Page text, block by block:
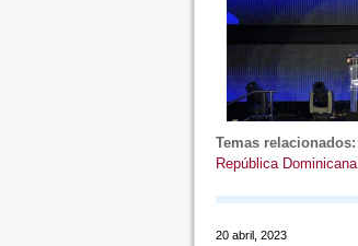
Temas relacionados:
República Dominicana
20 abril, 2023